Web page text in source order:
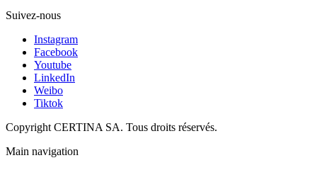
Suivez-nous
Instagram
Facebook
Youtube
LinkedIn
Weibo
Tiktok
Copyright CERTINA SA. Tous droits réservés.
Main navigation